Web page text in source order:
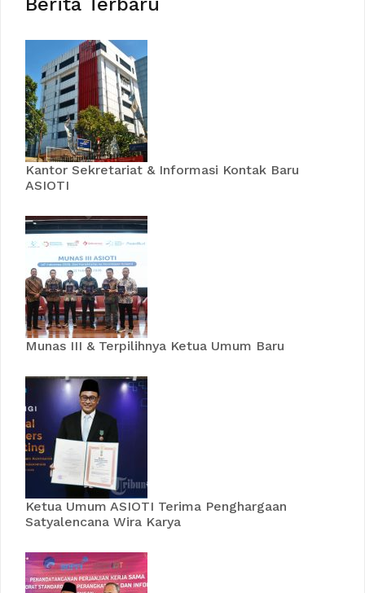
Kantor Sekretariat & Informasi Kontak Baru
ASIOTI
Munas III & Terpilihnya Ketua Umum Baru
Ketua Umum ASIOTI Terima Penghargaan
Satyalencana Wira Karya